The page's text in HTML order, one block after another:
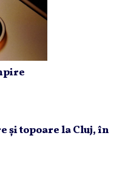
şi topoare la Cluj, în